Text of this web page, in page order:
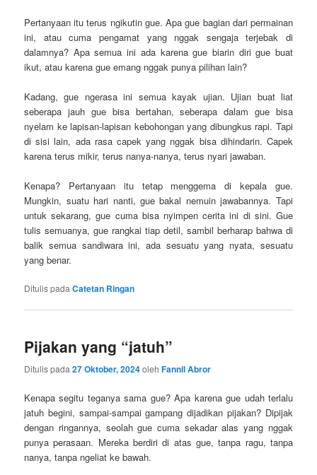
Pertanyaan itu terus ngikutin gue. Apa gue bagian dari permainan
ini, atau cuma pengamat yang nggak sengaja terjebak di
dalamnya? Apa semua ini ada karena gue biarin diri gue buat
ikut, atau karena gue emang nggak punya pilihan lain?
Kadang, gue ngerasa ini semua kayak ujian. Ujian buat liat
seberapa jauh gue bisa bertahan, seberapa dalam gue bisa
nyelam ke lapisan-lapisan kebohongan yang dibungkus rapi. Tapi
di sisi lain, ada rasa capek yang nggak bisa dihindarin. Capek
karena terus mikir, terus nanya-nanya, terus nyari jawaban.
Kenapa? Pertanyaan itu tetap menggema di kepala gue.
Mungkin, suatu hari nanti, gue bakal nemuin jawabannya. Tapi
untuk sekarang, gue cuma bisa nyimpen cerita ini di sini. Gue
tulis semuanya, gue rangkai tiap detil, sambil berharap bahwa di
balik semua sandiwara ini, ada sesuatu yang nyata, sesuatu
yang benar.
Ditulis pada Catetan Ringan
Pijakan yang “jatuh”
Ditulis pada27 Oktober, 2024olehFannil Abror
Kenapa segitu teganya sama gue? Apa karena gue udah terlalu
jatuh begini, sampai-sampai gampang dijadikan pijakan? Dipijak
dengan ringannya, seolah gue cuma sekadar alas yang nggak
punya perasaan. Mereka berdiri di atas gue, tanpa ragu, tanpa
nanya, tanpa ngeliat ke bawah.